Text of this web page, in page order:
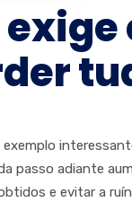
passo adiante
e evitar a